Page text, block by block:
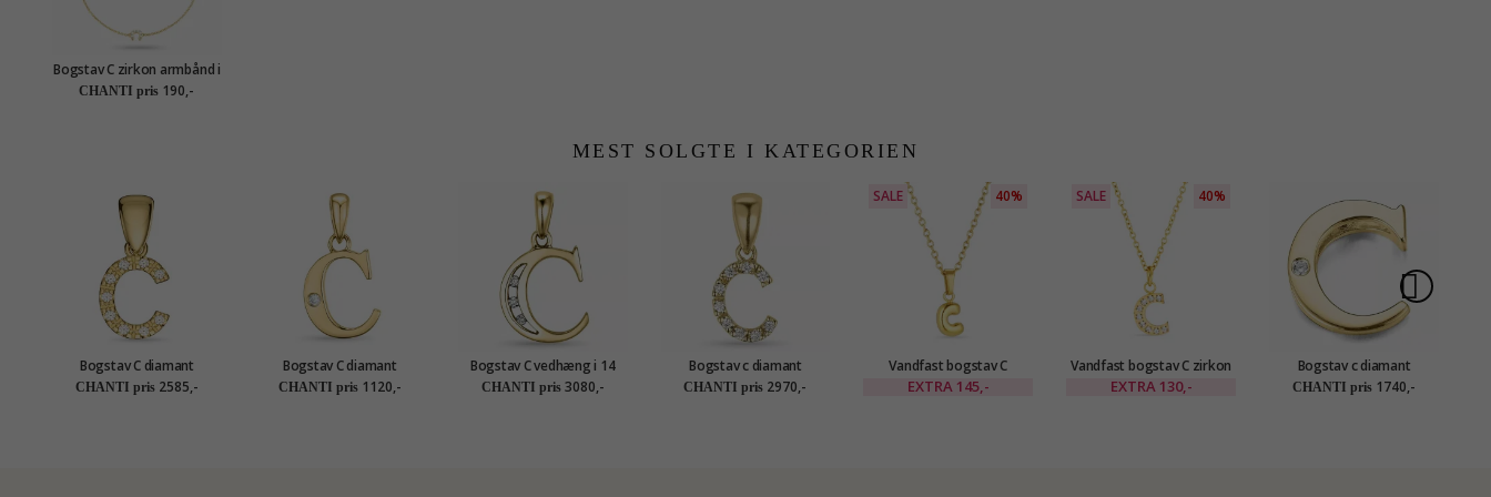
Bogstav C zirkon armbånd i
forgyldt sølv
CHANTI pris 190,-
MEST SOLGTE I KATEGORIEN
Bogstav C diamant
vedhæng i 9 karat guld 0,06
ct
CHANTI pris 2585,-
Bogstav C diamant
vedhæng i 9 karat guld 0,01
ct
CHANTI pris 1120,-
Bogstav C vedhæng i 14
karat guld 0,03 ct
CHANTI pris 3080,-
Bogstav c diamant
vedhæng i 9 karat guld 0,05
ct
CHANTI pris 2970,-
SALE 40%
Vandfast bogstav C
halskæde i forgyldt stål -
EXTRA 145,-
SALE 40%
Vandfast bogstav C zirkon
Halskæde med vedhæng i
EXTRA 130,-
Bogstav c diamant
vedhæng i 9 karat guld 0,01
ct
CHANTI pris 1740,-